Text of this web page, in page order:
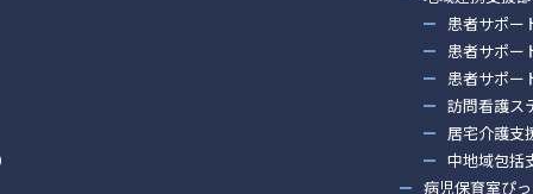
患者サポー
患者サポー
患者サポー
訪問看護ス
居宅介護支
中地域包括
病児保育室ぴ